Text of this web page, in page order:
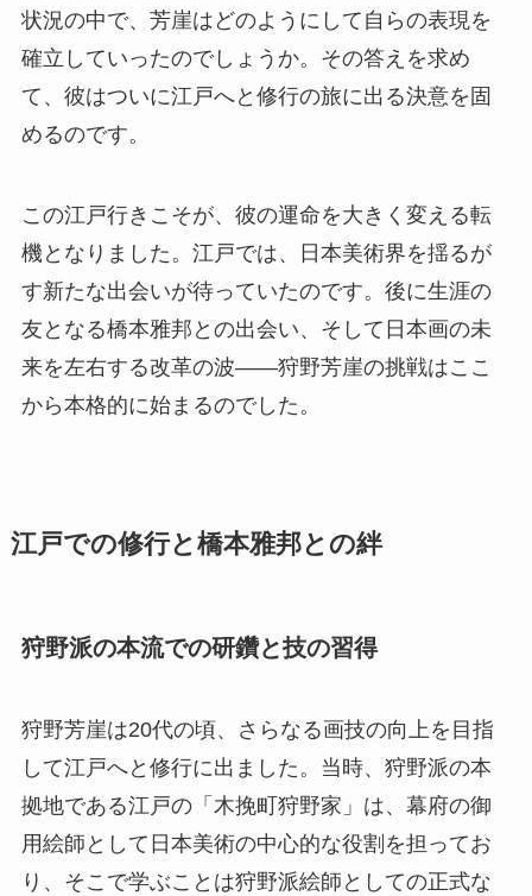
状況の中で、芳崖はどのようにして自らの表現を
確立していったのでしょうか。その答えを求め
て、彼はついに江戸へと修行の旅に出る決意を固
めるのです。
この江戸行きこそが、彼の運命を大きく変える転
機となりました。江戸では、日本美術界を揺るが
す新たな出会いが待っていたのです。後に生涯の
友となる橋本雅邦との出会い、そして日本画の未
来を左右する改革の波——狩野芳崖の挑戦はここ
から本格的に始まるのでした。
江戸での修行と橋本雅邦との絆
狩野派の本流での研鑽と技の習得
狩野芳崖は20代の頃、さらなる画技の向上を目指
して江戸へと修行に出ました。当時、狩野派の本
拠地である江戸の「木挽町狩野家」は、幕府の御
用絵師として日本美術の中心的な役割を担ってお
り、そこで学ぶことは狩野派絵師としての正式な